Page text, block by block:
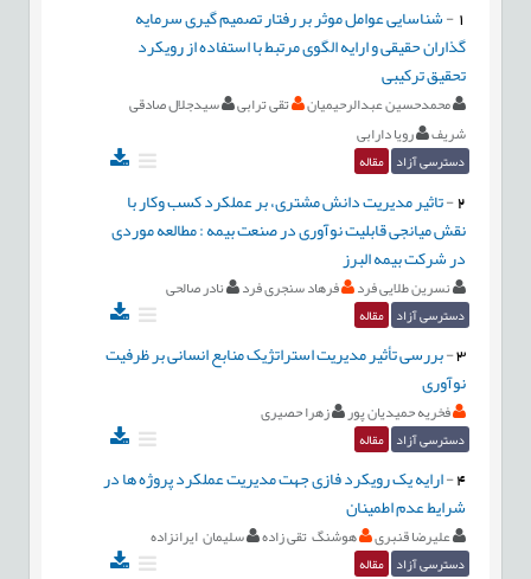
-شناسایی عوامل موثر بر رفتار تصمیم گیری سرمایه
گذاران حقیقی و ارایه الگوی مرتبط با استفاده از رویکرد
تحقیق ترکیبی
محمدحسین عبدالرحیمیان تقی ترابی
سیدجلال صادقی
شریف
رویا دارابی
دسترسی آزاد مقاله
2
-تاثیر مدیریت دانش مشتری، بر عملکرد کسب وکار با
نقش میانجی قابلیت نوآوری در صنعت بیمه : مطالعه موردی
در شرکت بیمه البرز
نسرین طلایی فرد فرهاد سنجری فرد نادر صالحی
دسترسی آزاد مقاله
3
-بررسی تأثیر مدیریت استراتژیک منابع انسانی بر ظرفیت
نوآوری
فخریه حمیدیان پور زهرا حصیری
دسترسی آزاد مقاله
4
-ارایه یک رویکرد فازی جهت مدیریت عملکرد پروژه ها در
شرایط عدم اطمینان
علیرضا قنبری هوشنگ تقی زاده سلیمان ایرانزاده
دسترسی آزاد مقاله